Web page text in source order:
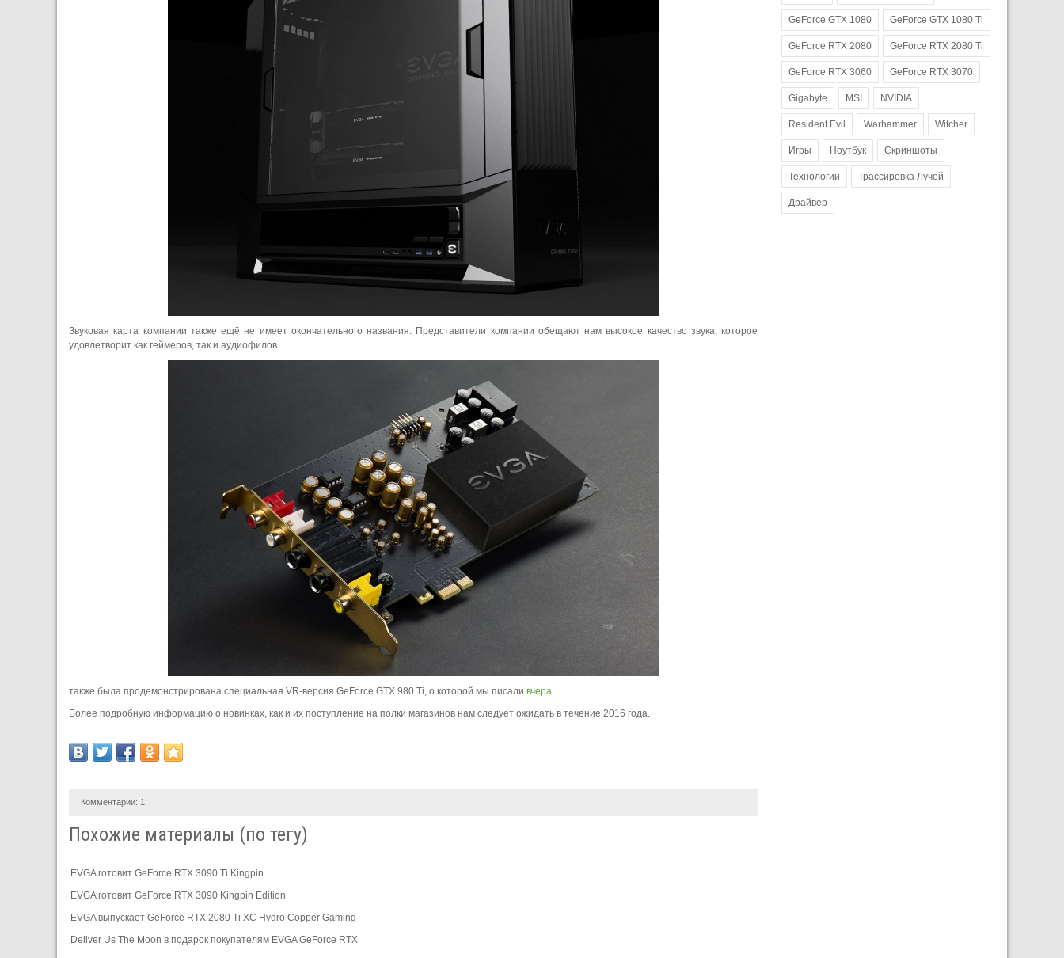
Звуковая карта компании также ещё не имеет окончательного названия. Представители компании обещают нам высокое качество звука, которое
удовлетворит как геймеров, так и аудиофилов.
также была продемонстрирована специальная VR-версия GeForce GTX 980 Ti, о которой мы писали вчера.
Более подробную информацию о новинках, как и их поступление на полки магазинов нам следует ожидать в течение 2016 года.
Комментарии: 1
Похожие материалы (по тегу)
EVGA готовит GeForce RTX 3090 Ti Kingpin
EVGA готовит GeForce RTX 3090 Kingpin Edition
EVGA выпускает GeForce RTX 2080 Ti XC Hydro Copper Gaming
Deliver Us The Moon в подарок покупателям EVGA GeForce RTX
GeForce GTX 1080 GeForce GTX 1080 Ti
GeForce RTX 2080 GeForce RTX 2080 Ti
GeForce RTX 3060 GeForce RTX 3070
Gigabyte MSI NVIDIA
Resident Evil Warhammer Witcher
Игры Ноутбук Скриншоты
Технологии Трассировка Лучей
Драйвер